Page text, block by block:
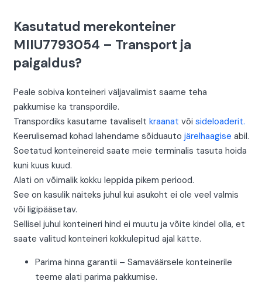
Kasutatud merekonteiner
MIIU7793054 – Transport ja
paigaldus?
Peale sobiva konteineri väljavalimist saame teha
pakkumise ka transpordile.
Transpordiks kasutame tavaliselt kraanat või sideloaderit.
Keerulisemad kohad lahendame sõiduauto järelhaagise abil.
Soetatud konteinereid saate meie terminalis tasuta hoida
kuni kuus kuud.
Alati on võimalik kokku leppida pikem periood.
See on kasulik näiteks juhul kui asukoht ei ole veel valmis
või ligipääsetav.
Sellisel juhul konteineri hind ei muutu ja võite kindel olla, et
saate valitud konteineri kokkulepitud ajal kätte.
Parima hinna garantii – Samaväärsele konteinerile
teeme alati parima pakkumise.